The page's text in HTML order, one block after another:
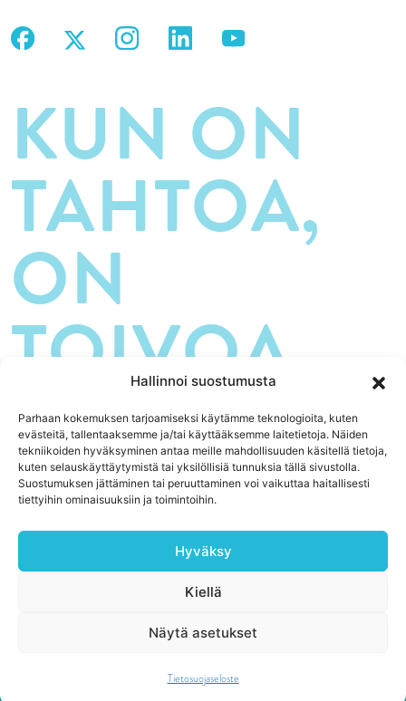
Hallinnoi suostumusta
Parhaan kokemuksen tarjoamiseksi käytämme teknologioita, kuten
evästeitä, tallentaaksemme ja/tai käyttääksemme laitetietoja. Näiden
tekniikoiden hyväksyminen antaa meille mahdollisuuden käsitellä tietoja,
kuten selauskäyttäytymistä tai yksilöllisiä tunnuksia tällä sivustolla.
Suostumuksen jättäminen tai peruuttaminen voi vaikuttaa haitallisesti
tiettyihin ominaisuuksiin ja toimintoihin.
Hyväksy
Kiellä
Näytä asetukset
Tietosuojaseloste
KUN ON
TAHTOA,
ON
TOIVOA.
YHTEISTYÖSSÄ: